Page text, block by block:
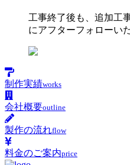
工事終了後も、追加工
にアフターフォローい
制作実績works
会社概要outline
製作の流れflow
料金のご案内price